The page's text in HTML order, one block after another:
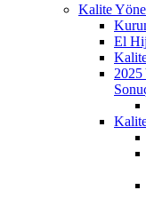
Kalite
El
2025